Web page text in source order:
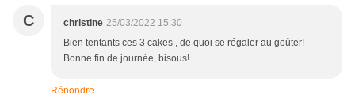
C christine 25/03/2022 15:30
Bien tentants ces 3 cakes , de quoi se régaler au goûter!
Bonne fin de journée, bisous!
Répondre